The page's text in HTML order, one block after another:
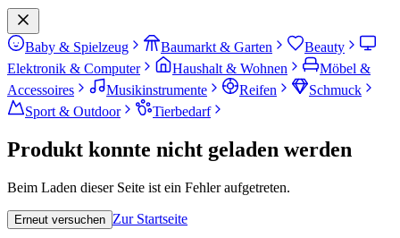
Baby & Spielzeug Baumarkt & Garten
Beauty
Elektronik & Computer
Haushalt & Wohnen
Möbel &
Accessoires
Musikinstrumente Reifen
Schmuck
Sport & Outdoor
Tierbedarf
Produkt konnte nicht geladen werden
Beim Laden dieser Seite ist ein Fehler aufgetreten.
Erneut versuchen Zur Startseite